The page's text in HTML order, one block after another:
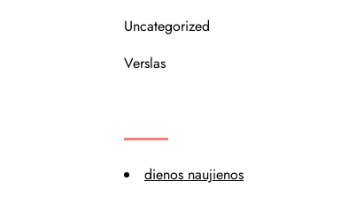
Uncategorized
Verslas
dienos naujienos